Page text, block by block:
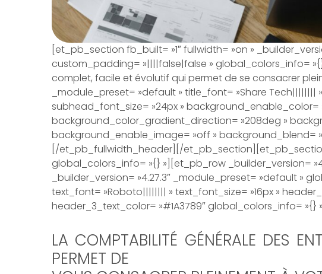
[et_pb_section fb_built= »1″ fullwidth= »on »
custom_padding= »||||false|false » global_colors_info=
complet, facile et évolutif qui permet de se consacrer
_module_preset= »default » title_font= »Share
subhead_font_size= »24px »
background_color_gradient_direction= »208deg »
background_enable_image= »off » background_blend=
[/et_pb_fullwidth_header][/
global_colors_info= »{} »][et_pb_row _builder_version=
_builder_version= »4.27.3″ _module_preset= »default »
text_font= »Roboto|||||||| » text_font_size= »16px »
header_3_text_color= »#1A3789″ global_colors_info= »{} »]
LA COMPTABILITÉ GÉNÉRALE DES
PERMET DE